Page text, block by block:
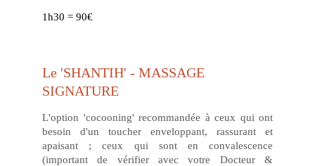
1h30 = 90€
Le 'SHANTIH' - MASSAGE
SIGNATURE
L'option 'cocooning' recommandée à ceux qui ont
besoin d'un toucher enveloppant, rassurant et
apaisant ; ceux qui sont en convalescence
(important de vérifier avec votre Docteur &